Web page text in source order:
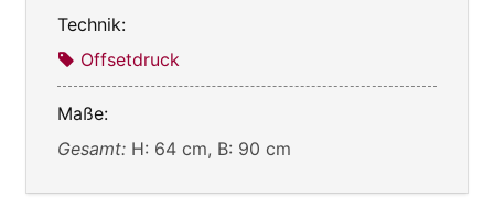
Technik:
Offsetdruck
Maße:
Gesamt: H: 64 cm, B: 90 cm